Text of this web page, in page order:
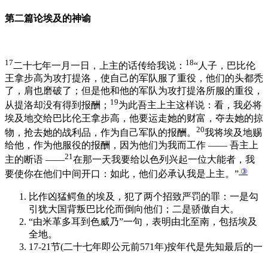
第二篇论埃及的神谕
17 二十七年一月一日，上主的话传给我说： 18“人子，巴比伦
王拿步高为攻打提洛，使自己的军队服了重役，他们的头都秃
了，肩也磨破了；但是他和他的军队为攻打提洛所服的重役，
从提洛却没有得到报酬； 19为此吾主上主这样说：看，我必将
埃及地交给巴比伦王拿步高，他要运走她的财富，夺去她的掠
物，抢去她的战利品，作为自己军队的报酬。 20我将埃及地赐
给他，作为他服役的报酬，因为他们为我而工作 —— 吾主上
主的断语 ——21 在那一天我要给以色列兴起一位大能者，我
要使你在他们中间开口：如此，他们必承认我是上主。” ③
比作凶猛鳄鱼的埃及，犯了两个招致严罚的罪：一是勾
引犹大国背叛巴比伦而倒向他们；二是骄傲自大。
“由米革多耳到色威乃”一句，表明由北至南，包括埃及
全地。
17-21节(二十七年即公元前571年)按年代是先知最后的一